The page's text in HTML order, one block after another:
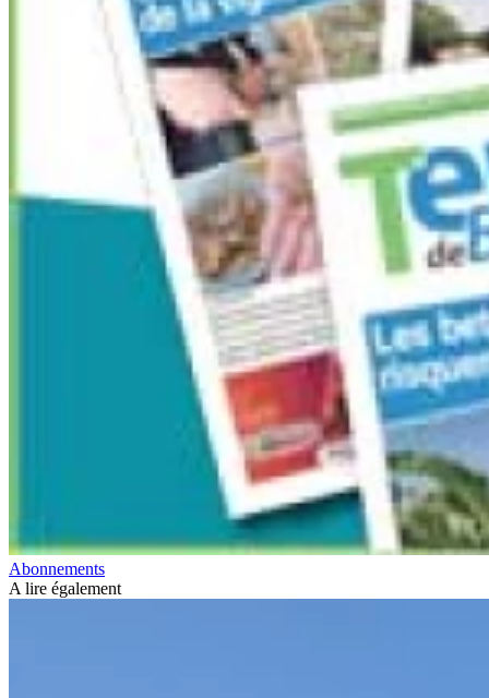
Abonnements
A lire également